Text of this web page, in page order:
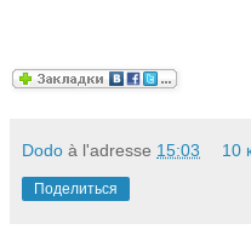
Dodo à l'adresse 15:03 10
Поделиться